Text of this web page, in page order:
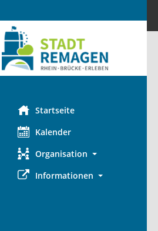
Startseite
Kalender
Organisation
Informationen